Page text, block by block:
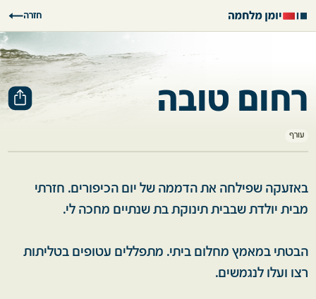
חזרה
רחום טובה
עורף
באזעקה שפילחה את הדממה של יום הכיפורים. חזרתי
מבית יולדת שבבית תינוקת בת שנתיים מחכה לי.
הבטתי במאמץ מחלום ביתי. מתפללים עטופים בטליתות
רצו ועלו לנגמשים.